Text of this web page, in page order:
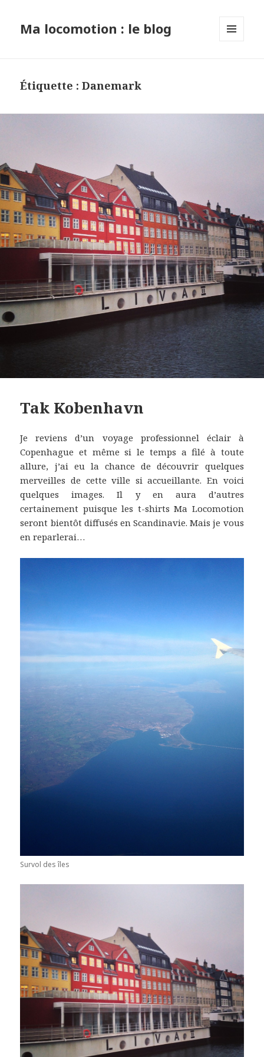
Ma locomotion : le blog
Étiquette : Danemark
Tak Kobenhavn
Je reviens d’un voyage professionnel éclair à
Copenhague et même si le temps a filé à toute
allure, j’ai eu la chance de découvrir quelques
merveilles de cette ville si accueillante. En voici
quelques images. Il y en aura d’autres
certainement puisque les t-shirts Ma Locomotion
seront bientôt diffusés en Scandinavie. Mais je vous
en reparlerai…
Survol des îles